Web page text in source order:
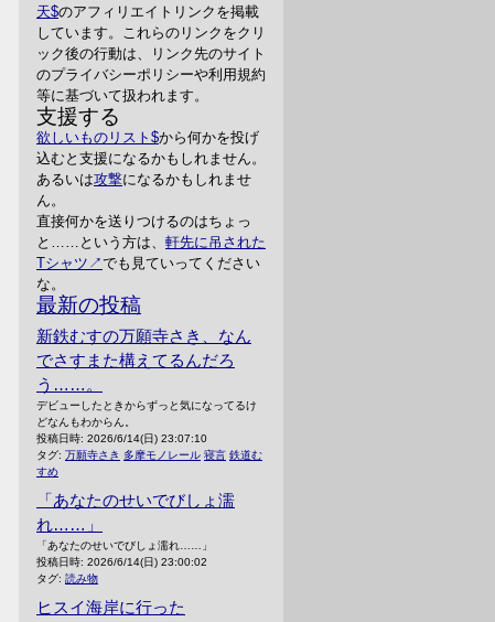
天 のアフィリエイトリンクを掲載
しています。これらのリンクをクリ
ック後の行動は、リンク先のサイト
のプライバシーポリシーや利用規約
等に基づいて扱われます。
支援する
欲しいものリスト
から何かを投げ
込むと支援になるかもしれません。
あるいは攻撃になるかもしれませ
ん。
直接何かを送りつけるのはちょっ
と……という方は、 軒先に吊された
Tシャツ
でも見ていってください
な。
最新の投稿
新鉄むすの万願寺さき、なん
でさすまた構えてるんだろ
う……。
デビューしたときからずっと気になってるけ
どなんもわからん。
投稿日時: 2026/6/14(日) 23:07:10
タグ: 万願寺さき 多摩モノレール 寝言 鉄道む
すめ
「あなたのせいでびしょ濡
れ……」
「あなたのせいでびしょ濡れ……」
投稿日時: 2026/6/14(日) 23:00:02
タグ: 読み物
ヒスイ海岸に行った